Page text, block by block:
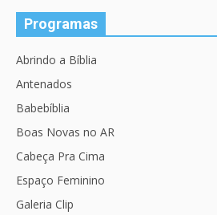
Programas
Abrindo a Bíblia
Antenados
Babebíblia
Boas Novas no AR
Cabeça Pra Cima
Espaço Feminino
Galeria Clip